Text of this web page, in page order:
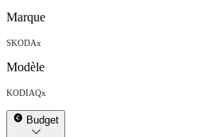
Marque
SKODAx
Modèle
KODIAQx
Budget